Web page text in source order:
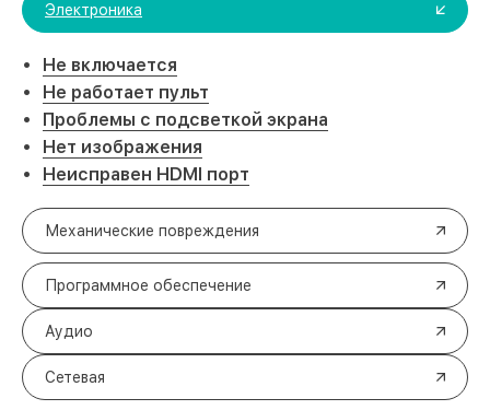
Электроника
Не включается
Не работает пульт
Проблемы с подсветкой экрана
Нет изображения
Неисправен HDMI порт
Механические повреждения
Программное обеспечение
Аудио
Сетевая